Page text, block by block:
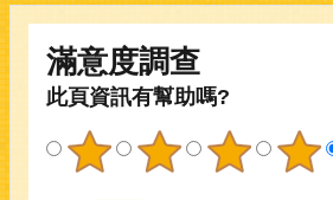
滿意度調查
此頁資訊有幫助嗎?